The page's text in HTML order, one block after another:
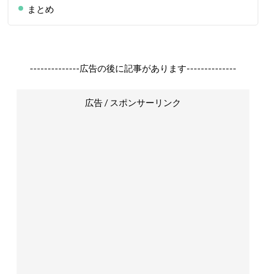
まとめ
--------------広告の後に記事があります--------------
広告 / スポンサーリンク